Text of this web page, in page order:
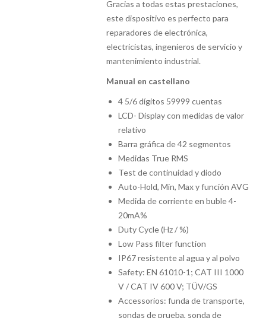
Gracias a todas estas prestaciones,
este dispositivo es perfecto para
reparadores de electrónica,
electricistas, ingenieros de servicio y
mantenimiento industrial.
Manual en castellano
4 5/6 dígitos 59999 cuentas
LCD- Display con medidas de valor
relativo
Barra gráfica de 42 segmentos
Medidas True RMS
Test de continuidad y diodo
Auto-Hold, Min, Max y función AVG
Medida de corriente en buble 4-
20mA%
Duty Cycle (Hz / %)
Low Pass filter function
IP67 resistente al agua y al polvo
Safety: EN 61010-1; CAT III 1000
V / CAT IV 600 V; TÜV/GS
Accessorios: funda de transporte,
sondas de prueba, sonda de